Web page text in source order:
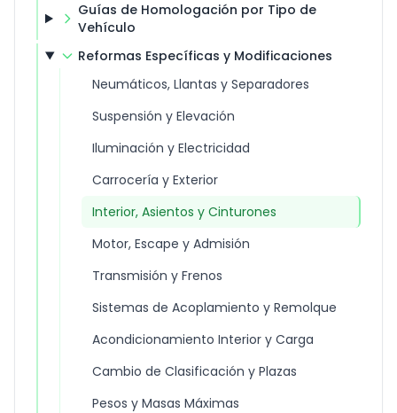
Guías de Homologación por Tipo de
Vehículo
Reformas Específicas y Modificaciones
Neumáticos, Llantas y Separadores
Suspensión y Elevación
Iluminación y Electricidad
Carrocería y Exterior
Interior, Asientos y Cinturones
Motor, Escape y Admisión
Transmisión y Frenos
Sistemas de Acoplamiento y Remolque
Acondicionamiento Interior y Carga
Cambio de Clasificación y Plazas
Pesos y Masas Máximas